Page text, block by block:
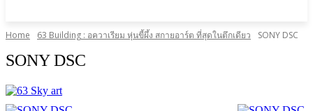
Home 63 Building : อควาเรียม หุ่นขี้ผึ้ง สกายอาร์ต ที่สุดในตึกเดียว SONY DSC
SONY DSC